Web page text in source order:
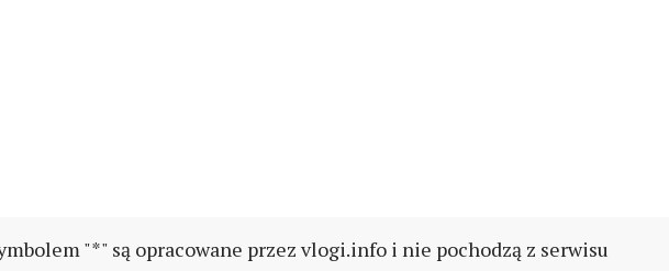
"*" są opracowane przez vlogi.info i nie pochodzą z serwisu